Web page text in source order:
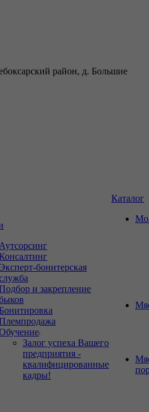
район, д. Большие
Аутсорсинг
Эксперт-бонитерская
и закрепление
Бонитировка
Залог успеха Вашего
предприятия -
квалифицированные
кадры!
Каталог